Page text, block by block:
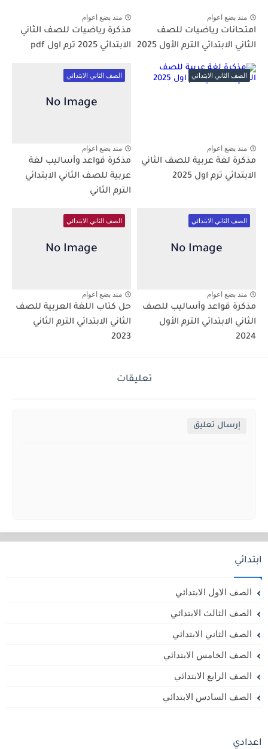
منذ بضع اعوام
امتحانات رياضيات للصف
الثاني الابتدائي الترم الأول 2025
منذ بضع اعوام
مذكرة رياضيات للصف الثاني
الابتدائي 2025 ترم اول pdf
الصف الثاني الابتدائي
منذ بضع اعوام
مذكرة لغة عربية للصف الثاني
الابتدائي ترم اول 2025
الصف الثاني الابتدائي
منذ بضع اعوام
مذكرة قواعد وأساليب لغة
عربية للصف الثاني الابتدائي
الترم الثاني
الصف الثاني الابتدائي
منذ بضع اعوام
مذكرة قواعد وأساليب للصف
الثاني الابتدائي الترم الأول
2024
الصف الثاني الابتدائي
منذ بضع اعوام
حل كتاب اللغة العربية للصف
الثاني الابتدائي الترم الثاني
2023
تعليقات
إرسال تعليق
ابتدائي
الصف الاول الابتدائي
الصف الثالث الابتدائي
الصف الثاني الابتدائي
الصف الخامس الابتدائي
الصف الرابع الابتدائي
الصف السادس الابتدائي
اعدادي